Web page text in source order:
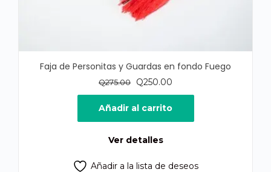
Faja de Personitas y Guardas en fondo Fuego
Q275.00
El
precio
original
era:
Q250.00
precio
actual
es:
Añadir al carrito
Ver detalles
Añadir a la lista de deseos